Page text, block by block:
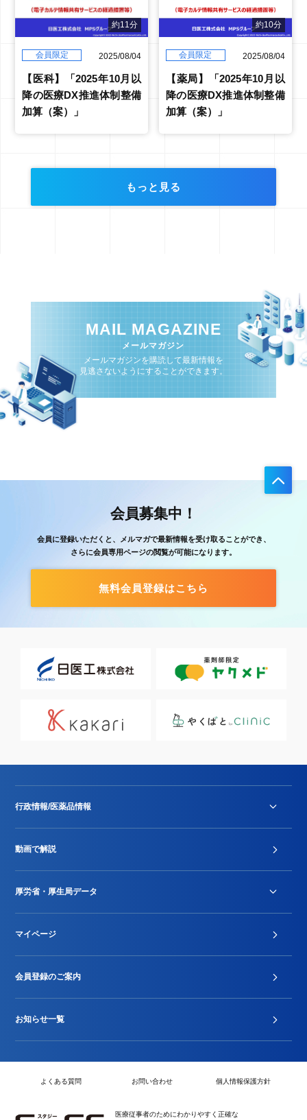
約11分
会員限定 2025/08/04
【医科】「2025年10月以
降の医療DX推進体制整備
加算（案）」
約10分
会員限定 2025/08/04
【薬局】「2025年10月以
降の医療DX推進体制整備
加算（案）」
もっと見る
MAIL MAGAZINE
メールマガジン
メールマガジンを購読して最新情報を
見逃さないようにすることができます。
会員募集中！
会員に登録いただくと、メルマガで最新情報を受け取ることができ、
さらに会員専用ページの閲覧が可能になります。
無料会員登録はこちら
行政情報/医薬品情報
Stu-GEレポート
動画で解説
厚労省・厚生局データ
2024年度新設項目届出状況
マイページ
会員登録のご案内
お知らせ一覧
よくある質問 お問い合わせ 個人情報保護方針
医療従事者のためにわかりやすく正確な